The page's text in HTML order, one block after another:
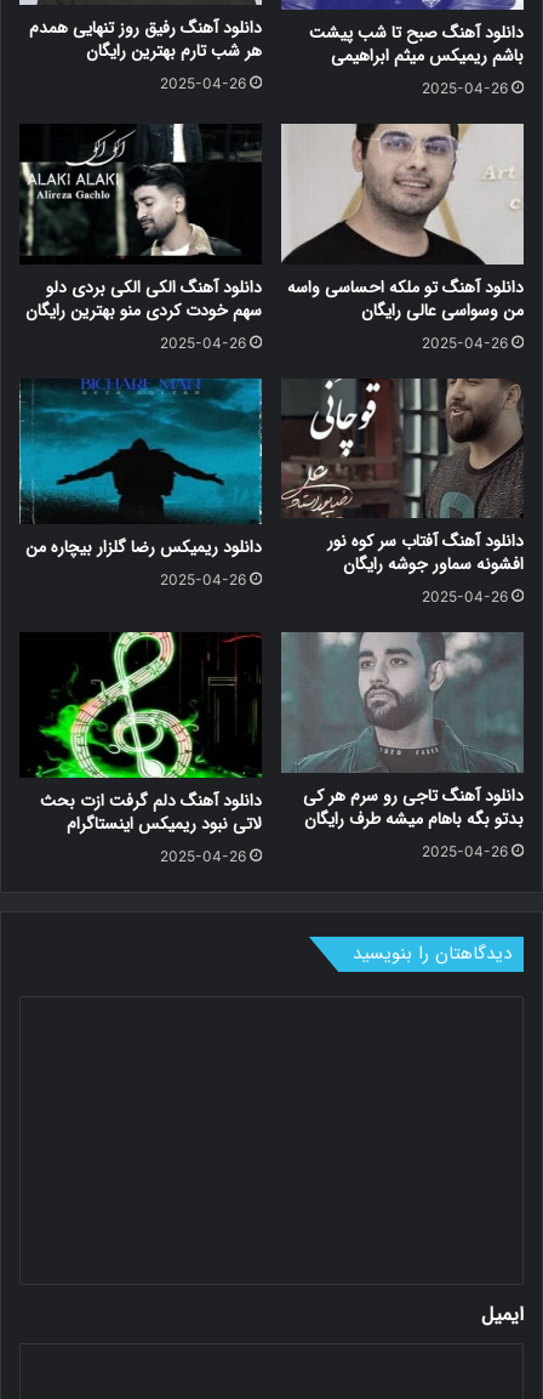
دانلود آهنگ صبح تا شب پیشت
باشم ریمیکس میثم ابراهیمی
2025-04-26
دانلود آهنگ رفیق روز تنهایی همدم
هر شب تارم بهترین رایگان
2025-04-26
دانلود آهنگ تو ملکه احساسی واسه
من وسواسی عالی رایگان
2025-04-26
دانلود آهنگ الکی الکی بردی دلو
سهم خودت کردی منو بهترین رایگان
2025-04-26
دانلود آهنگ آفتاب سر کوه نور
افشونه سماور جوشه رایگان
2025-04-26
دانلود ریمیکس رضا گلزار بیچاره من
2025-04-26
دانلود آهنگ تاجی رو سرم هر کی
بدتو بگه باهام میشه طرف رایگان
2025-04-26
دانلود آهنگ دلم گرفت ازت بحث
لاتی نبود ریمیکس اینستاگرام
2025-04-26
دیدگاهتان را بنویسید
ایمیل